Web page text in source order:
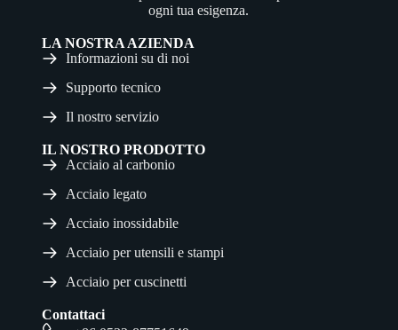
ogni tua esigenza.
LA NOSTRA AZIENDA
Informazioni su di noi
Supporto tecnico
Il nostro servizio
IL NOSTRO PRODOTTO
Acciaio al carbonio
Acciaio legato
Acciaio inossidabile
Acciaio per utensili e stampi
Acciaio per cuscinetti
Contattaci